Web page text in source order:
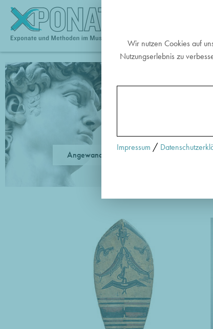
Angewandte Methoden
Wir nutzen Cookies auf
Nutzungserlebnis zu
Impressum /